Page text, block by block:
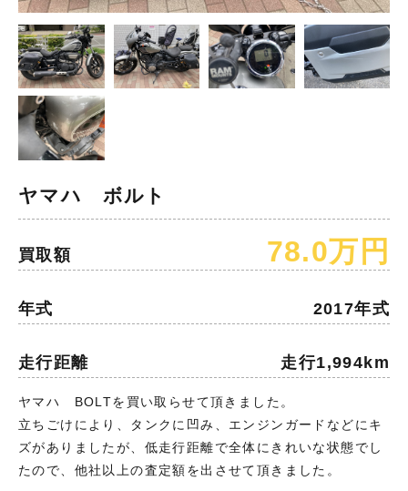
ヤマハ ボルト
買取額 78.0万円
年式 2017年式
走行距離 走行1,994km
ヤマハ BOLTを買い取らせて頂きました。
立ちごけにより、タンクに凹み、エンジンガードなどにキ
ズがありましたが、低走行距離で全体にきれいな状態でし
たので、他社以上の査定額を出させて頂きました。